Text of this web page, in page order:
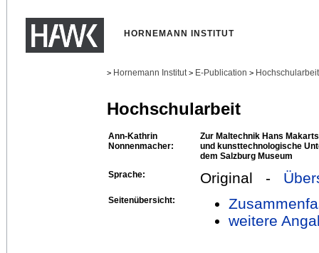
HORNEMANN INSTITUT
> Hornemann Institut > E-Publication >
Hochschularbeit
Ann-Kathrin
Nonnenmacher:
Zur Maltechnik Hans
und kunsttechnologische
dem Salzburg Museum
Sprache:
Original -
Seitenübersicht:
weitere